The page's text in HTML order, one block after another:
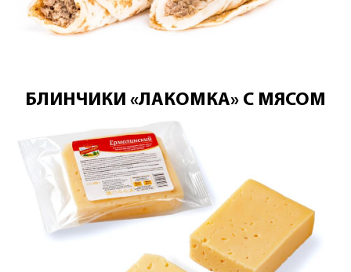
БЛИНЧИКИ «ЛАКОМКА» С МЯСОМ